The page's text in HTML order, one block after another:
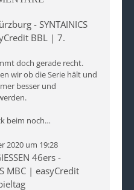
- SYNTAINICS
BBL | 7.
doch gerade recht.
wir ob die Serie hält und
besser und
beim noch…
2020 um 19:28
46ers -
MBC | easyCredit